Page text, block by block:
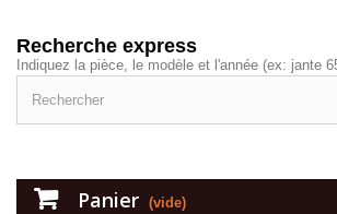
Recherche express
Indiquez la pièce, le modèle et l'année (ex: jante
Panier (vide)